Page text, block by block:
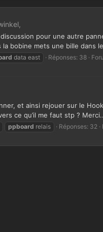
pour une autre
bobine mets une bille dans
data east Réponses: 38
et ainsi rejouer sur le
ce qu’il me faut stp ?
ppboard relais Réponses: 32